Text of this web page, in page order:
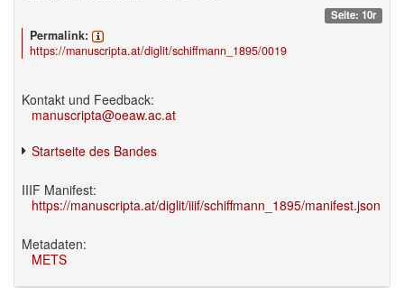
Seite: 10r
Permalink:
https://manuscripta.at/diglit/schiffmann_1895/0019
Kontakt und Feedback:
manuscripta@oeaw.ac.at
Startseite des Bandes
IIIF Manifest:
https://manuscripta.at/diglit/iiif/schiffmann_1895/manifest.json
Metadaten:
METS